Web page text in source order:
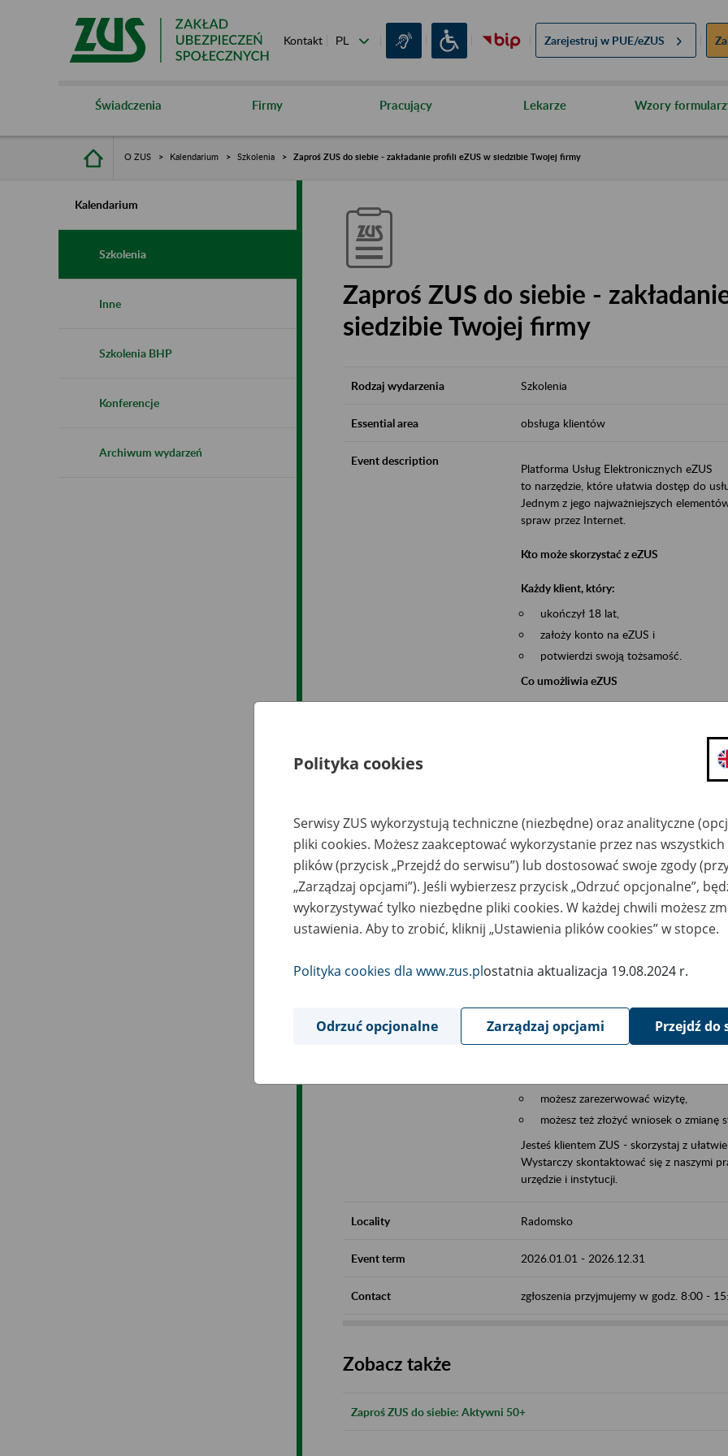
Kontakt Zarejestruj w PUE/eZUS
Świadczenia Firmy Pracujący Lekarze Wzory
O ZUS Kalendarium Szkolenia Zaproś ZUS do siebie - zakładanie profili eZUS w siedzibie Twojej firmy
Kalendarium
Szkolenia
Inne
Szkolenia BHP
Konferencje
Archiwum wydarzeń
Zaproś ZUS do siebie -
siedzibie Twojej firmy
Rodzaj wydarzenia Szkolenia
Essential area obsługa klientów
Event description
Platforma Usług Elektronicznych eZUS
to narzędzie, które ułatwia dostęp do
Jednym z jego najważniejszych
spraw przez Internet.
Kto może skorzystać z eZUS
Każdy klient, który:
ukończył 18 lat,
założy konto na eZUS i
potwierdzi swoją tożsamość.
Co umożliwia eZUS
wgląd do danych zgromadzonych w
składanie wniosków i otrzymywanie
zadawanie pytań i otrzymywanie
Jeśli jesteś osobą ubezpieczoną (np.
możesz sprawdzić swoje dane
masz dostęp do informacji o stanie
masz dostęp do informacji o
Jeśli jesteś płatnikiem składek (np.
możesz skorzystać z aplikacji
ubezpieczeń, wypełnisz i
ZUS,
możesz złożyć wniosek o wydanie
masz dostęp do zwolnień lekarskich
Jeśli jesteś świadczeniobiorcą
masz dostęp m.in. do formularza
do formularza PIT 40A, czyli
możesz zarezerwować wizytę,
możesz też złożyć wniosek o zmianę
Jesteś klientem ZUS - skorzystaj z
Wystarczy skontaktować się z naszymi
urzędzie i instytucji.
Locality Radomsko
Event term 2026.01.01 - 2026.12.31
Contact zgłoszenia przyjmujemy w godz. 8:00 -
Zobacz także
Zaproś ZUS do siebie: Aktywni 50+
Polityka cookies
Serwisy ZUS wykorzystują techniczne (niezbędne) oraz analityczne
pliki cookies. Możesz zaakceptować wykorzystanie przez nas
plików (przycisk „Przejdź do serwisu”) lub dostosować swoje zgody
„Zarządzaj opcjami”). Jeśli wybierzesz przycisk „Odrzuć opcjonalne”,
wykorzystywać tylko niezbędne pliki cookies. W każdej chwili możesz
ustawienia. Aby to zrobić, kliknij „Ustawienia plików cookies” w stopce.
Polityka cookies dla www.zus.plostatnia aktualizacja 19.08.2024 r.
Odrzuć opcjonalne Zarządzaj opcjami Przejdź do